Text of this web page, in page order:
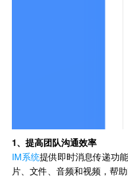
1、提高团队沟通效率
IM系统提供即时消息传递功
片、文件、音频和视频，帮